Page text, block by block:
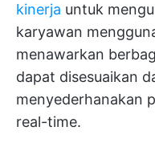
kinerja untuk
karyawan
menawarkan
dapat disesuaikan
menyederhanakan
real-time.